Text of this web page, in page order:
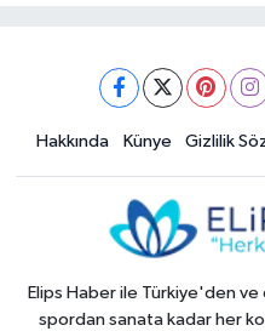
Hakkında Künye Gizlilik
Elips Haber ile Türkiye'den
spordan sanata kadar her